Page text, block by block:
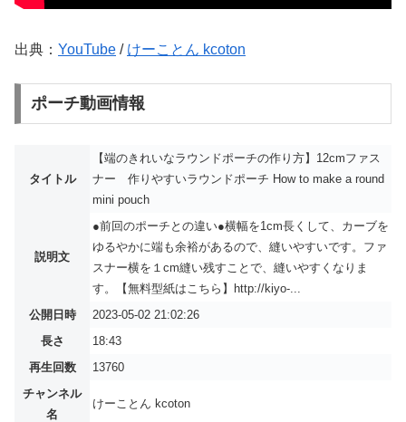
出典： YouTube / けーことん kcoton
ポーチ動画情報
タイトル
【端のきれいなラウンドポーチの作り方】12cmファス
ナー 作りやすいラウンドポーチ How to make a round
mini pouch
説明文
●前回のポーチとの違い●横幅を1cm長くして、カーブを
ゆるやかに端も余裕があるので、縫いやすいです。ファ
スナー横を１cm縫い残すことで、縫いやすくなりま
す。【無料型紙はこちら】http://kiyo-...
公開日時
2023-05-02 21:02:26
長さ
18:43
再生回数
13760
チャンネル
名
けーことん kcoton